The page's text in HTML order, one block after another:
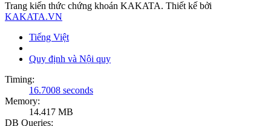
Trang kiến thức chứng khoán KAKATA. Thiết kế bởi
KAKATA.VN
Tiếng Việt
Quy định và Nội quy
Timing:
16.7008 seconds
Memory:
14.417 MB
DB Queries: